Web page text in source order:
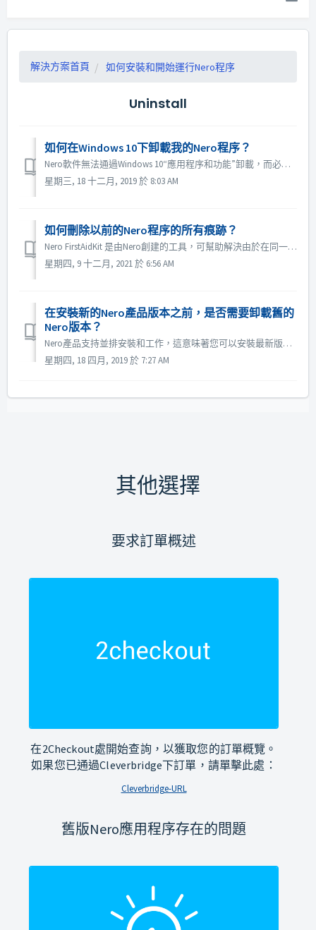
解決方案首頁 如何安裝和開始運行Nero程序
Uninstall
如何在Windows 10下卸載我的Nero程序？
Nero軟件無法通過Windows 10“應用程序和功能”卸載，而必須通過“控制面板>程序>程序和功能”卸載。
星期三, 18 十二月, 2019 於 8:03 AM
如何刪除以前的Nero程序的所有痕跡？
Nero FirstAidKit 是由Nero創建的工具，可幫助解決由於在同一系統上安裝和卸載不同Nero產品版本而可能存在的安裝問題。 此工具將刪除Nero安裝的所有註冊表項，並允許乾淨地重新安裝Nero產品。 請注意，Nero FirstAidKit將卸載/刪除所有與Nero相關的文件夾和文件，以及N...
星期四, 9 十二月, 2021 於 6:56 AM
在安裝新的Nero產品版本之前，是否需要卸載舊的
Nero版本？
Nero產品支持並排安裝和工作，這意味著您可以安裝最新版本並在同一系統上保留以前安裝的舊版本。 兩個版本都將在同一系統上運行。我們建議始終使用具有最新功能集的最新產品版本。 * 如果您願意，可以卸載以前的產品版本。 如果您使用的是Windows®10操作系統，請注意必須通過“控制面板&g...
星期四, 18 四月, 2019 於 7:27 AM
其他選擇
要求訂單概述
在2Checkout處開始查詢，以獲取您的訂單概覽。
如果您已通過Cleverbridge下訂單，請單擊此處：
Cleverbridge-URL
舊版Nero應用程序存在的問題